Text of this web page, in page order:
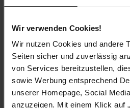
Wir verwenden Cookies!
Wir nutzen Cookies und andere
Seiten sicher und zuverlässig
von Services bereitzustellen,
sowie Werbung entsprechend
unserer Homepage, Social
anzuzeigen. Mit einem Klick auf
Mit 3 starken Magneten
Hochwertige Hochglanz-
Im Hoch- oder Querformat
Mit Kreide- oder
EAN: 4066088633697
Artikel gehört zur Kategorie: